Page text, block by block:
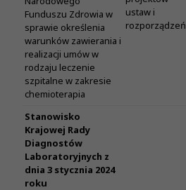
Funduszu Zdrowia w
sprawie określenia
warunków zawierania i
realizacji umów w
rodzaju leczenie
szpitalne w zakresie
chemioterapia
ustaw i
rozporządzeń
Stanowisko
Krajowej Rady
Diagnostów
Laboratoryjnych z
dnia 3 stycznia 2024
roku